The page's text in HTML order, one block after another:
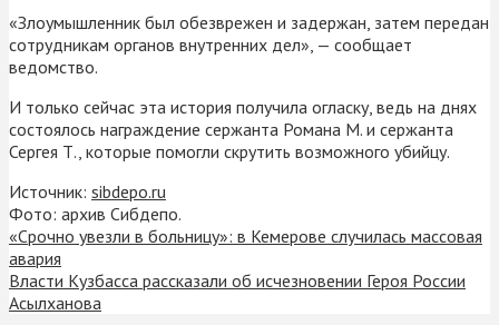
«Злоумышленник был обезврежен и задержан, затем передан
сотрудникам органов внутренних дел», — сообщает
ведомство.
И только сейчас эта история получила огласку, ведь на днях
состоялось награждение сержанта Романа М. и сержанта
Сергея Т., которые помогли скрутить возможного убийцу.
Источник: sibdepo.ru
Фото: архив Сибдепо.
«Срочно увезли в больницу»: в Кемерове случилась массовая
авария
Власти Кузбасса рассказали об исчезновении Героя России
Асылханова